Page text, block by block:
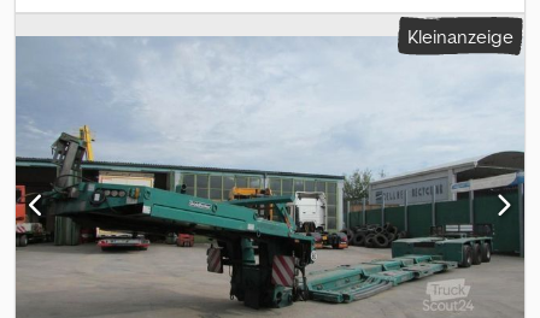
Reifengröße:235/75 17,5, Reifenzustand:70 %, Farbe:Grün,
Baujahr:2009, Vorderreifengröße:235/75 17,5, Hinterreifengröße:
Antiblockiersystem * Luftfederung * Lenkachse * Luftanschluss
Kupplungskopf (rot+gelb) * Ersatzradhalter mit Ersatzreifen *
Anschlußstecker 2x7 polig * Hebe- und Senkvorrichtung *
verbreiterbar * teleskopierbar - Telesattel * Schwerlast Zurrösen
* Federung: Luft * Gesamtgewicht: 64.000 kg * Leergewicht:
22.900 kg * Nutzlast: 41.100 kg * zul. Gesamtgewicht: 64.000 kg *
Achshersteller: BPW% * Reifenzustand 1. Achse: 70% -- 70% -
Kleinanzeige